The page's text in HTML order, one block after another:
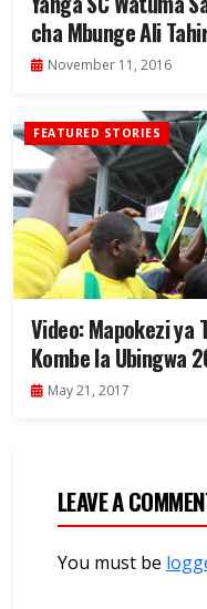
cha Mbunge Ali
November 11, 2016
FEATURED STORIES
Video: Mapokezi ya
Kombe la Ubingwa
May 21, 2017
LEAVE A
You must be